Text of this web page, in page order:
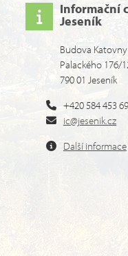
Informační
Jeseník
Budova Katovny
Palackého 176/
790 01 Jeseník
+420 584 453
ic@jesenik.cz
Další informace